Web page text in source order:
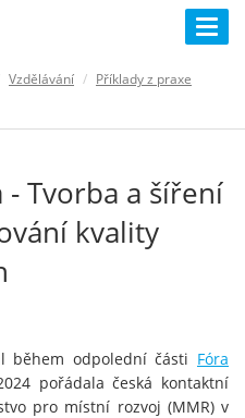
Vzdělávání
Příklady z praxe
Tvorba a šíření
kvality
během odpolední části Fóra
pořádala česká kontaktní
pro místní rozvoj (MMR) v